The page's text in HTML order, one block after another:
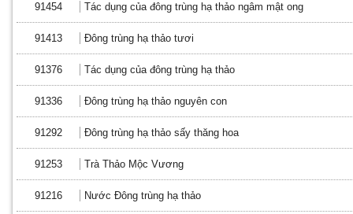
91454 Tác dụng của đông trùng hạ thảo ngâm mật ong
91413 Đông trùng hạ thảo tươi
91376 Tác dụng của đông trùng hạ thảo
91336 Đông trùng hạ thảo nguyên con
91292 Đông trùng hạ thảo sấy thăng hoa
91253 Trà Thảo Mộc Vương
91216 Nước Đông trùng hạ thảo